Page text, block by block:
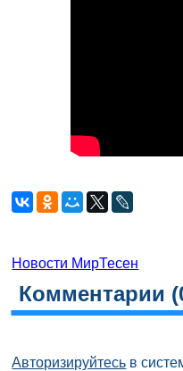
Новости МирТесен
Комментарии (
Авторизируйтесь в